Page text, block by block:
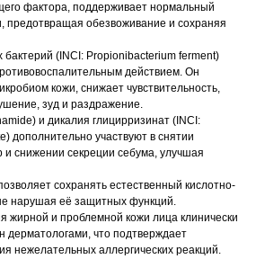
фактора, поддерживает нормальный
предотвращая обезвоживание и сохраняя
(INCI: Propionibacterium ferment)
действием. Он
кожи, снижает чувствительность,
зуд и раздражение.
и дикалия глицирризинат (INCI:
дополнительно участвуют в снятии
и снижении секреции себума, улучшая
сохранять естественный кислотно-
нарушая её защитных функций.
жирной и проблемной кожи лица клинически
дерматологами, что подтверждает
нежелательных аллергических реакций.